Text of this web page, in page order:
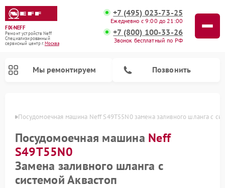
FIX-NEFF
Ремонт устройств Neff
Специализированный
cервисный центр г.Москва
+7 (495) 023-73-25
Ежедневно с 9:00 до 21:00
+7 (800) 100-33-26
Звонок бесплатный по РФ
Мы ремонтируем Позвонить
Посудомоечная машина Neff S49T55N0 замена заливного шланга с
Посудомоечная машина Neff
S49T55N0
Замена заливного шланга с
системой Аквастоп